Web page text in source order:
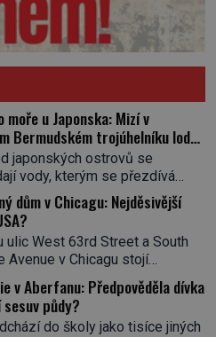
moře u Japonska: Mizí v
Bermudském trojúhelníku lodě
neznámé síly?
japonských ostrovů se
vody, kterým se přezdívá
moře. Vypráví se o lodích
beze stopy, podivných
zrádných proudech i mořských
kteří měli tyto končiny střežit už
legendách. Je tichomořský
skutečně prokletým
nebo se zde jen nebezpečná
v jednu z
dům v Chicagu: Nejděsivější
ulic West 63rd Street a South
Avenue v Chicagu stojí
pošta. Nemá žádný speciální
pamětní desku. A přesto prý
neradi chodí do
Právě tady totiž sídlil sériový
v Aberfanu: Předpověděla dívka
půdy?
do školy jako tisíce jiných